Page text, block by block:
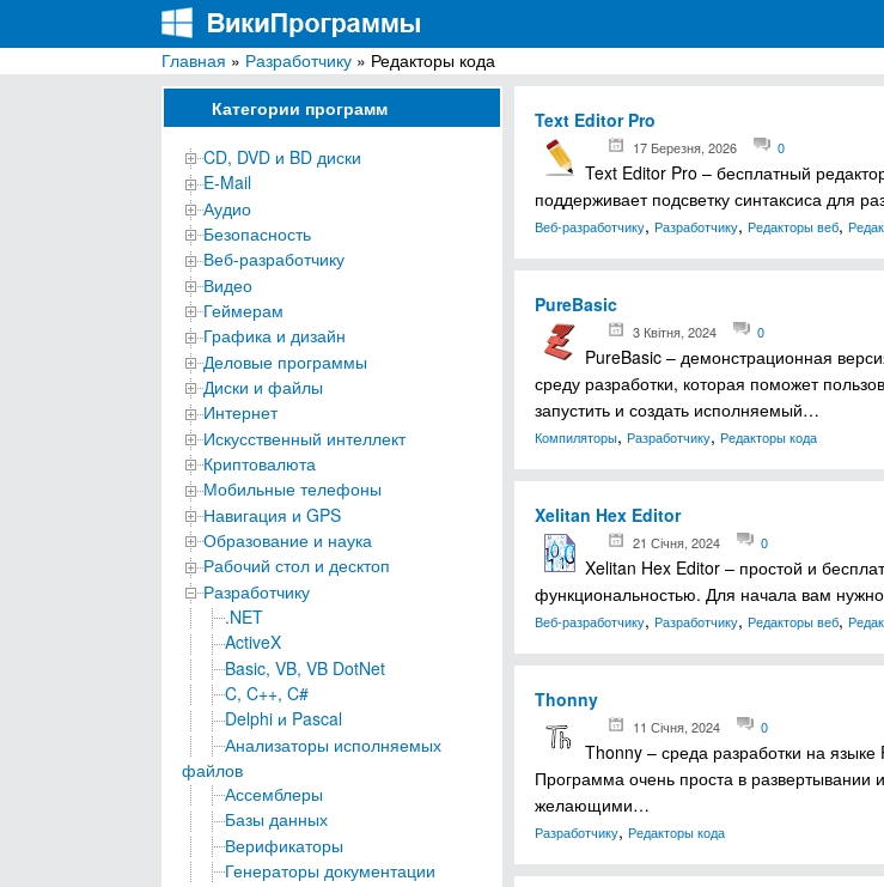
ВикиПрограммы
Энциклопедия бесплатных компьютерных программ для Windows
Главная » Разработчику » Редакторы кода
Категории программ
CD, DVD и BD диски
E-Mail
Аудио
Безопасность
Веб-разработчику
Видео
Геймерам
Графика и дизайн
Деловые программы
Диски и файлы
Интернет
Искусственный интеллект
Криптовалюта
Мобильные телефоны
Навигация и GPS
Образование и наука
Рабочий стол и десктоп
Разработчику
.NET
ActiveX
Basic, VB, VB DotNet
C, C++, C#
Delphi и Pascal
Анализаторы исполняемых
файлов
Ассемблеры
Базы данных
Верификаторы
Генераторы документации
Text Editor Pro
17 Березня, 2026 0
Text Editor Pro – бесплатный
поддерживает подсветку синтаксиса для
Веб-разработчику, Разработчику, Редакторы веб,
PureBasic
3 Квітня, 2024 0
PureBasic – демонстрационная
среду разработки, которая поможет
запустить и создать исполняемый…
Компиляторы, Разработчику, Редакторы кода
Xelitan Hex Editor
21 Січня, 2024 0
Xelitan Hex Editor – простой и
функциональностью. Для начала вам
Веб-разработчику, Разработчику, Редакторы веб,
Thonny
11 Січня, 2024 0
Thonny – среда разработки на
Программа очень проста в развертывании
желающими…
Разработчику, Редакторы кода